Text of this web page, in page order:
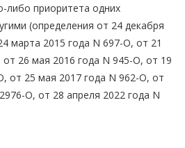
либо приоритета одних
(определения от 24 декабря
марта 2015 года N 697-О, от 21
26 мая 2016 года N 945-О, от 19
от 25 мая 2017 года N 962-О, от
О, от 28 апреля 2022 года N